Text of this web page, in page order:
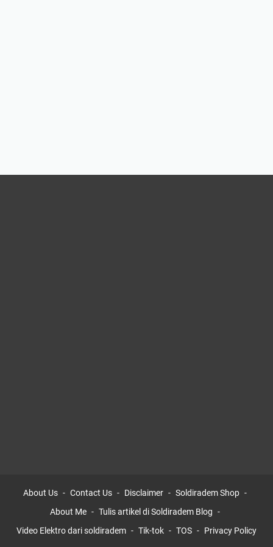
About Us Contact Us Disclaimer
Soldiradem Shop
About Me
Tulis artikel di Soldiradem Blog
Video Elektro dari soldiradem
Tik-tok TOS Privacy Policy